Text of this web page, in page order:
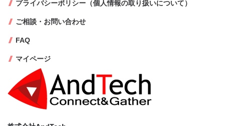
プライバシーポリシー（個人情報の取り扱いについて）
ご相談・お問い合わせ
FAQ
マイページ